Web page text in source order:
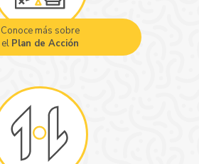
Conoce más sobre
el Plan de Acción